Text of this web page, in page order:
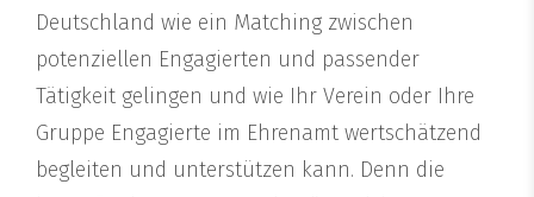
Deutschland wie ein Matching zwischen
potenziellen Engagierten und passender
Tätigkeit gelingen und wie Ihr Verein oder Ihre
Gruppe Engagierte im Ehrenamt wertschätzend
begleiten und unterstützen kann. Denn die